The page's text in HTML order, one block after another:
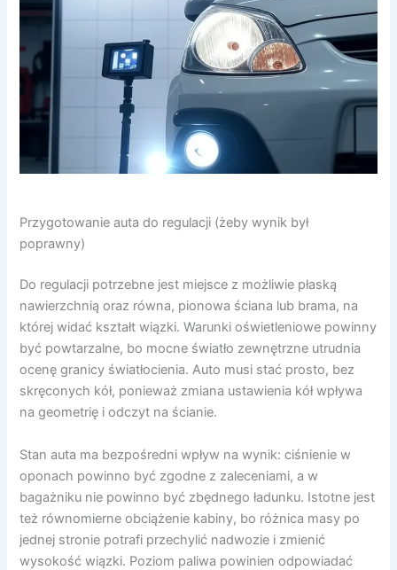
Przygotowanie auta do regulacji (żeby wynik był
poprawny)
Do regulacji potrzebne jest miejsce z możliwie płaską
nawierzchnią oraz równa, pionowa ściana lub brama, na
której widać kształt wiązki. Warunki oświetleniowe powinny
być powtarzalne, bo mocne światło zewnętrzne utrudnia
ocenę granicy światłocienia. Auto musi stać prosto, bez
skręconych kół, ponieważ zmiana ustawienia kół wpływa
na geometrię i odczyt na ścianie.
Stan auta ma bezpośredni wpływ na wynik: ciśnienie w
oponach powinno być zgodne z zaleceniami, a w
bagażniku nie powinno być zbędnego ładunku. Istotne jest
też równomierne obciążenie kabiny, bo różnica masy po
jednej stronie potrafi przechylić nadwozie i zmienić
wysokość wiązki. Poziom paliwa powinien odpowiadać